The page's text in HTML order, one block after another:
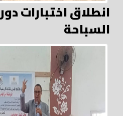
انطلاق اختبارات
السباحة